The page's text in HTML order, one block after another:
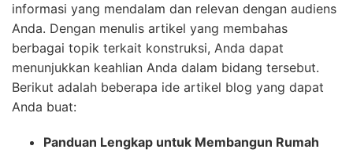
informasi yang mendalam dan relevan dengan audiens
Anda. Dengan menulis artikel yang membahas
berbagai topik terkait konstruksi, Anda dapat
menunjukkan keahlian Anda dalam bidang tersebut.
Berikut adalah beberapa ide artikel blog yang dapat
Anda buat:
Panduan Lengkap untuk Membangun Rumah